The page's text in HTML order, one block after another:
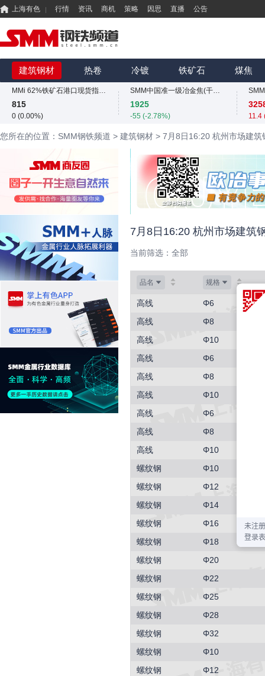
上海有色 行情 资讯 商机 策略 因思 直播 公告
建筑钢材 热卷 冷镀 铁矿石 煤焦
839.73
-12.49 (-1.47%)
MMi 62%铁矿石港口现货指数（青岛港）
815
0 (0.00%)
839.73
815
0 (0.00%)
国内矿综合价格指数
-12.49 (-1.47%)
3034
SMM中国准一级冶金焦(干熄)价格指数
1925
-55 (-2.78%)
3034
1925
-55 (-2.78%)
SMM中国螺纹钢价格指数
3034
11.4
11.4
0
您所在的位置：SMM钢铁频道 > 建筑钢材 > 7月8日16:20 杭州市场建筑
7月8日16:20 杭州市场建筑
当前筛选： 全部
品名 规格
高线
Φ6
高线
Φ8
高线
Φ10
高线
Φ6
高线
Φ8
高线
Φ10
高线
Φ6
高线
Φ8
高线
Φ10
螺纹钢
Φ10
螺纹钢
Φ12
螺纹钢
Φ14
螺纹钢
Φ16
螺纹钢
Φ18
螺纹钢
Φ20
螺纹钢
Φ22
螺纹钢
Φ25
螺纹钢
Φ28
螺纹钢
Φ32
螺纹钢
Φ10
螺纹钢
Φ12